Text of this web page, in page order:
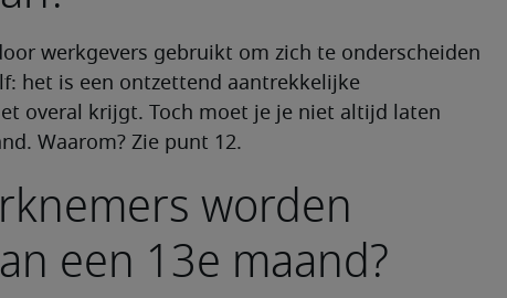
werkgevers gebruikt om zich te onderscheiden
het is een ontzettend aantrekkelijke
overal krijgt. Toch moet je je niet altijd laten
Waarom? Zie punt 12.
worden
een 13e maand?